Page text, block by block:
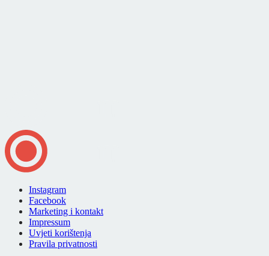
Instagram
Facebook
Marketing i kontakt
Impressum
Uvjeti korištenja
Pravila privatnosti